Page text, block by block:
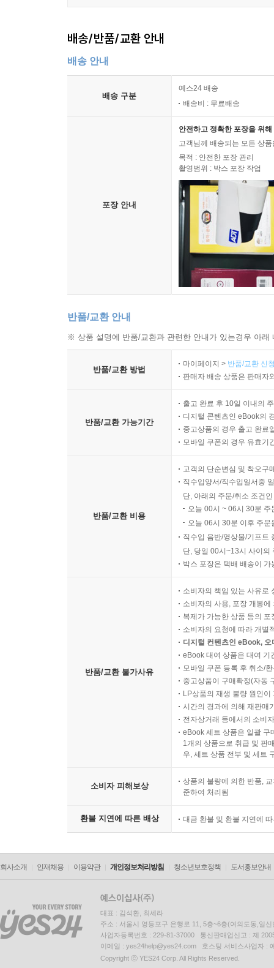
배송/반품/교환 안내
배송 안내
배송 구분
예스24 배송
배송비 : 무료배송
포장 안내
안전하고 정확한 포장을 위
고객님께 배송되는 모든 상
목적 : 안전한 포장 관리
촬영범위 : 박스 포장 작업
반품/교환 안내
※ 상품 설명에 반품/교환과 관련한 안내가 있는경우 아
반품/교환 방법
마이페이지 > 반품/교환 신
판매자 배송 상품은 판매자
반품/교환 가능기간
출고 완료 후 10일 이내의
디지털 콘텐츠인 eBook의
중고상품의 경우 출고 완료
모바일 쿠폰의 경우 유효기
반품/교환 비용
고객의 단순변심 및 착오구
직수입양서/직수입일서중
단, 아래의 주문/취소 조건
오늘 00시 ~ 06시 30분
오늘 06시 30분 이후 주
직수입 음반/영상물/기프트
단, 당일 00시~13시 사이의
박스 포장은 택배 배송이
반품/교환 불가사유
소비자의 책임 있는 사유로
소비자의 사용, 포장 개봉
복제가 가능한 상품 등의
소비자의 요청에 따라 개별
디지털 컨텐츠인 eBook,
eBook 대여 상품은 대여 기
모바일 쿠폰 등록 후 취소/
중고상품이 구매확정(자동
LP상품의 재생 불량 원인
시간의 경과에 의해 재판매
전자상거래 등에서의 소비
eBook 세트 상품은 일괄 구
1개의 상품으로 취급 및 판
우, 세트 상품 전부 및 세트
소비자 피해보상
상품의 불량에 의한 반품,
준하여 처리됨
환불 지연에 따른 배상 대금 환불 및 환불 지연에
회사소개 인재채용 이용약관 개인정보처리방침 청소년보호정책 도서홍보안내
대표 : 김석환, 최세라
주소 : 서울시 영등포구 은행로 11, 5층~6층(여의도동,일신
사업자등록번호 : 229-81-37000 통신판매업신고 : 제
이메일 : yes24help@yes24.com 호스팅 서비스사업자 :
Copyright ⓒ YES24 Corp. All Rights Reserved.